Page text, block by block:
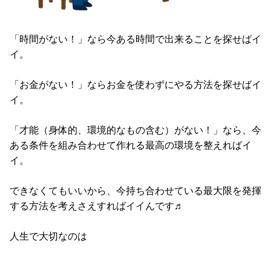
「時間がない！」なら今ある時間で出来ることを探せばイ
イ。
「お金がない！」ならお金を使わずにやる方法を探せばイ
イ。
「才能（身体的、環境的なもの含む）がない！」なら、今
ある条件を組み合わせて作れる最高の環境を整えればイ
イ。
できなくてもいいから、今持ち合わせている最大限を発揮
する方法を考えさえすればイイんです♬
人生で大切なのは